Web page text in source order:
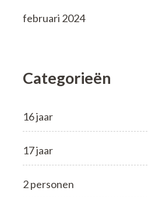
februari 2024
Categorieën
16 jaar
17 jaar
2 personen